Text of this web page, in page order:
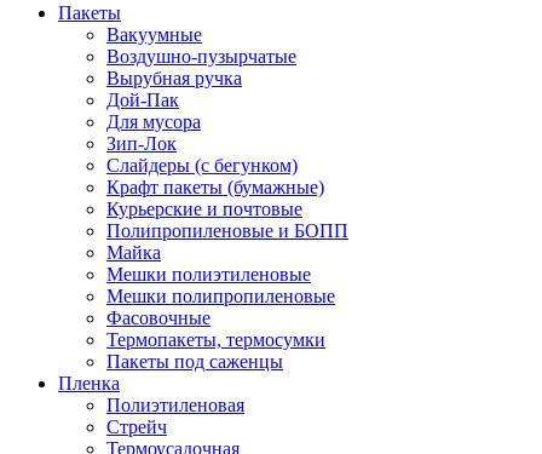
Пакеты
Вакуумные
Воздушно-пузырчатые
Вырубная ручка
Дой-Пак
Для мусора
Зип-Лок
Слайдеры (с бегунком)
Крафт пакеты (бумажные)
Курьерские и почтовые
Полипропиленовые и БОПП
Майка
Мешки полиэтиленовые
Мешки полипропиленовые
Фасовочные
Термопакеты, термосумки
Пакеты под саженцы
Пленка
Полиэтиленовая
Стрейч
Термоусадочная